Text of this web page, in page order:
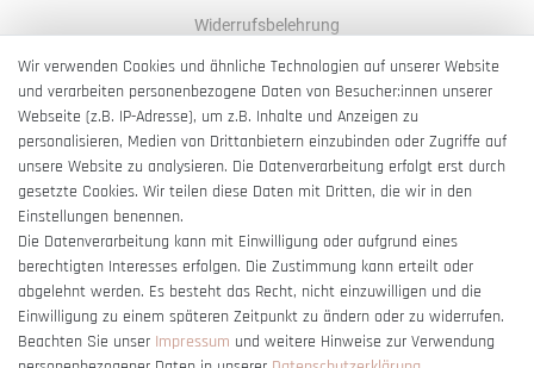
Widerrufsbelehrung
AGB
Impressum
Barrierefreiheitserklärung
Vertrag widerrufen
Wir verwenden Cookies und ähnliche Technologien auf unserer Website
und verarbeiten personenbezogene Daten von Besucher:innen unserer
Webseite (z.B. IP-Adresse), um z.B. Inhalte und Anzeigen zu
personalisieren, Medien von Drittanbietern einzubinden oder Zugriffe auf
unsere Website zu analysieren. Die Datenverarbeitung erfolgt erst durch
gesetzte Cookies. Wir teilen diese Daten mit Dritten, die wir in den
Einstellungen benennen.
Die Datenverarbeitung kann mit Einwilligung oder aufgrund eines
berechtigten Interesses erfolgen. Die Zustimmung kann erteilt oder
abgelehnt werden. Es besteht das Recht, nicht einzuwilligen und die
Einwilligung zu einem späteren Zeitpunkt zu ändern oder zu widerrufen.
Beachten Sie unser Impressum und weitere Hinweise zur Verwendung